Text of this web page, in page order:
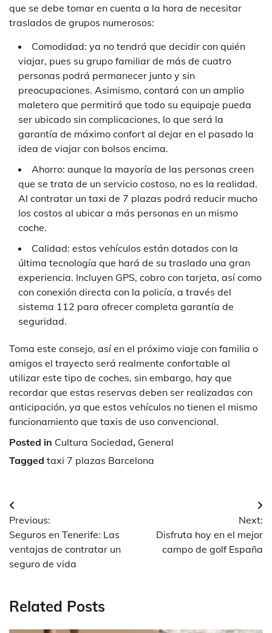
que se debe tomar en cuenta a la hora de necesitar
traslados de grupos numerosos:
Comodidad: ya no tendrá que decidir con quién
viajar, pues su grupo familiar de más de cuatro
personas podrá permanecer junto y sin
preocupaciones. Asimismo, contará con un amplio
maletero que permitirá que todo su equipaje pueda
ser ubicado sin complicaciones, lo que será la
garantía de máximo confort al dejar en el pasado la
idea de viajar con bolsos encima.
Ahorro: aunque la mayoría de las personas creen
que se trata de un servicio costoso, no es la realidad.
Al contratar un taxi de 7 plazas podrá reducir mucho
los costos al ubicar a más personas en un mismo
coche.
Calidad: estos vehículos están dotados con la
última tecnología que hará de su traslado una gran
experiencia. Incluyen GPS, cobro con tarjeta, así como
con conexión directa con la policía, a través del
sistema 112 para ofrecer completa garantía de
seguridad.
Toma este consejo, así en el próximo viaje con familia o
amigos el trayecto será realmente confortable al
utilizar este tipo de coches, sin embargo, hay que
recordar que estas reservas deben ser realizadas con
anticipación, ya que estos vehículos no tienen el mismo
funcionamiento que taxis de uso convencional.
Posted in Cultura Sociedad, General
Tagged taxi 7 plazas Barcelona
Navegación
de
entradas
Previous:
Seguros en Tenerife: Las
ventajas de contratar un
seguro de vida
Next:
Disfruta hoy en el mejor
campo de golf España
Related Posts